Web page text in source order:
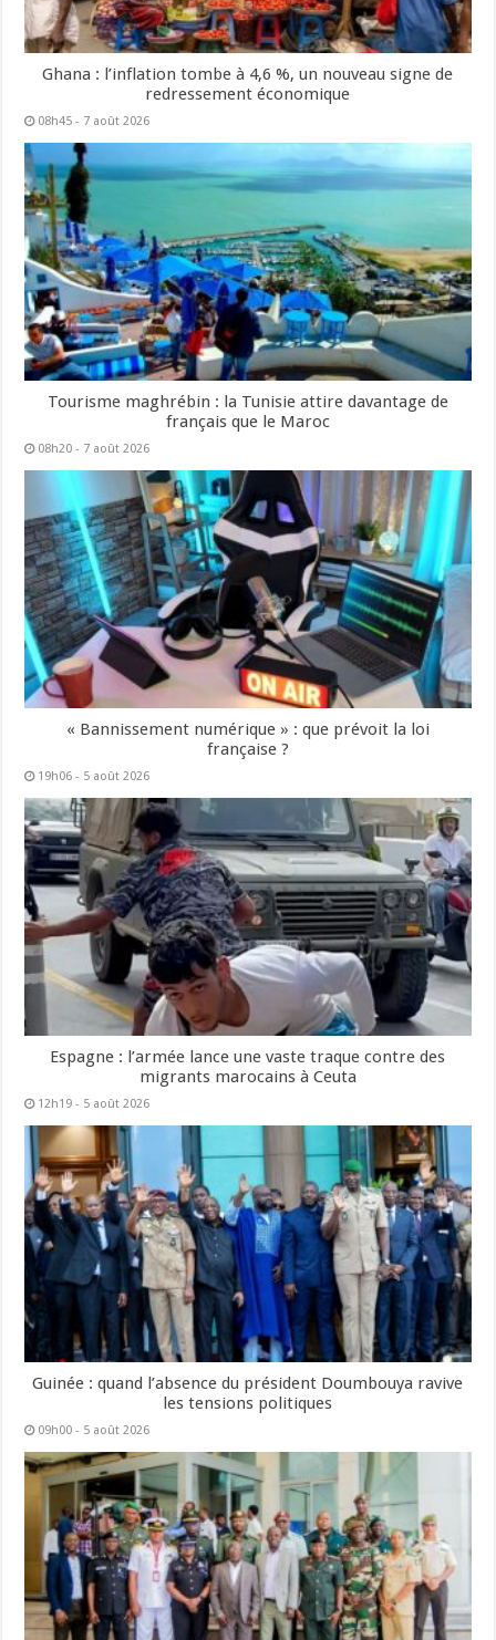
Ghana : l’inflation tombe à 4,6 %, un nouveau signe de
redressement économique
08h45 - 7 août 2026
Tourisme maghrébin : la Tunisie attire davantage de
français que le Maroc
08h20 - 7 août 2026
« Bannissement numérique » : que prévoit la loi
française ?
19h06 - 5 août 2026
Espagne : l’armée lance une vaste traque contre des
migrants marocains à Ceuta
12h19 - 5 août 2026
Guinée : quand l’absence du président Doumbouya ravive
les tensions politiques
09h00 - 5 août 2026